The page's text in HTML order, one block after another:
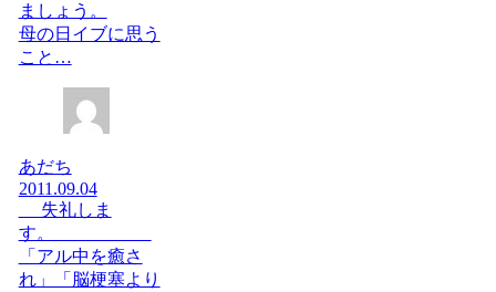
ましょう。
母の日イブに思う
こと…
あだち
2011.09.04
失礼しま
す。
「アル中を癒さ
れ」「脳梗塞より